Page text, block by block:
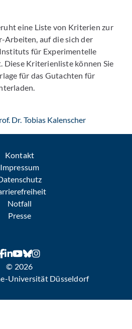
eine Liste von Kriterien zur
Arbeiten, auf die sich der
für Experimentelle
Diese Kriterienliste können Sie
für das Gutachten für
Dr. Tobias Kalenscher: Per E-Mail
Kontakt
Impressum
Notfall
Presse
© 2026
Universität Düsseldorf